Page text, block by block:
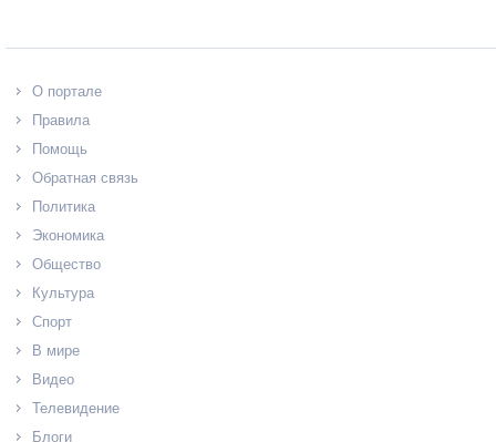
О портале
Правила
Помощь
Обратная связь
Политика
Экономика
Общество
Культура
Спорт
В мире
Видео
Телевидение
Блоги